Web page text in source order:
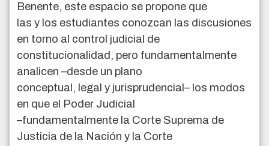
Benente, este espacio se propone que
las y los estudiantes conozcan las discusiones
en torno al control judicial de
constitucionalidad, pero fundamentalmente
analicen –desde un plano
conceptual, legal y jurisprudencial– los modos
en que el Poder Judicial
–fundamentalmente la Corte Suprema de
Justicia de la Nación y la Corte